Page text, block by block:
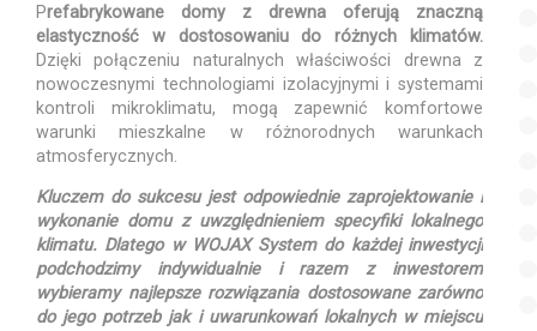
Prefabrykowane domy z drewna oferują znaczną
elastyczność w dostosowaniu do różnych klimatów.
Dzięki połączeniu naturalnych właściwości drewna z
nowoczesnymi technologiami izolacyjnymi i systemami
kontroli mikroklimatu, mogą zapewnić komfortowe
warunki mieszkalne w różnorodnych warunkach
atmosferycznych.
Kluczem do sukcesu jest odpowiednie zaprojektowanie i
wykonanie domu z uwzględnieniem specyfiki lokalnego
klimatu. Dlatego w WOJAX System do każdej inwestycji
podchodzimy indywidualnie i razem z inwestorem
wybieramy najlepsze rozwiązania dostosowane zarówno
do jego potrzeb jak i uwarunkowań lokalnych w miejscu